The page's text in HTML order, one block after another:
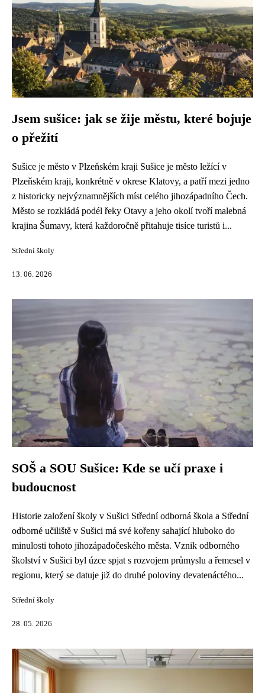
Jsem sušice: jak se žije městu, které bojuje
o přežití
Sušice je město v Plzeňském kraji Sušice je město ležící v
Plzeňském kraji, konkrétně v okrese Klatovy, a patří mezi jedno
z historicky nejvýznamnějších míst celého jihozápadního Čech.
Město se rozkládá podél řeky Otavy a jeho okolí tvoří malebná
krajina Šumavy, která každoročně přitahuje tisíce turistů i...
Střední školy
13. 06. 2026
SOŠ a SOU Sušice: Kde se učí praxe i
budoucnost
Historie založení školy v Sušici Střední odborná škola a Střední
odborné učiliště v Sušici má své kořeny sahající hluboko do
minulosti tohoto jihozápadočeského města. Vznik odborného
školství v Sušici byl úzce spjat s rozvojem průmyslu a řemesel v
regionu, který se datuje již do druhé poloviny devatenáctého...
Střední školy
28. 05. 2026